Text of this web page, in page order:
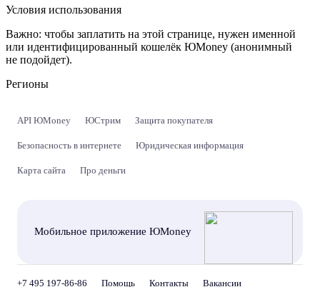
Условия использования
Важно: чтобы заплатить на этой странице, нужен именной
или идентифицированный кошелёк ЮMoney (анонимный
не подойдет).
Регионы
API ЮMoney ЮСтрим Защита покупателя
Безопасность в интернете Юридическая информация
Карта сайта Про деньги
Мобильное приложение ЮMoney
+7 495 197-86-86 Помощь Контакты Вакансии